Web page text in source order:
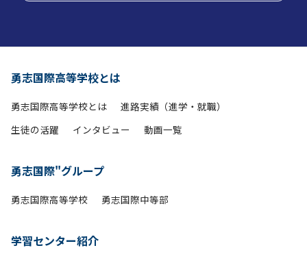
勇志国際高等学校とは
勇志国際高等学校とは
進路実績（進学・就職）
生徒の活躍
インタビュー 動画一覧
勇志国際"グループ
勇志国際高等学校 勇志国際中等部
学習センター紹介